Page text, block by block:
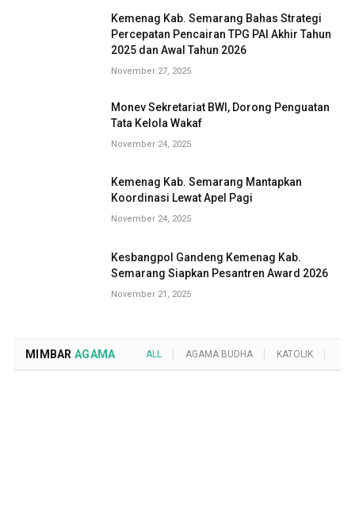
Kemenag Kab. Semarang Bahas Strategi
Percepatan Pencairan TPG PAI Akhir Tahun
2025 dan Awal Tahun 2026
November 27, 2025
Monev Sekretariat BWI, Dorong Penguatan
Tata Kelola Wakaf
November 24, 2025
Kemenag Kab. Semarang Mantapkan
Koordinasi Lewat Apel Pagi
November 24, 2025
Kesbangpol Gandeng Kemenag Kab.
Semarang Siapkan Pesantren Award 2026
November 21, 2025
MIMBAR AGAMA ALL AGAMA BUDHA KATOLIK